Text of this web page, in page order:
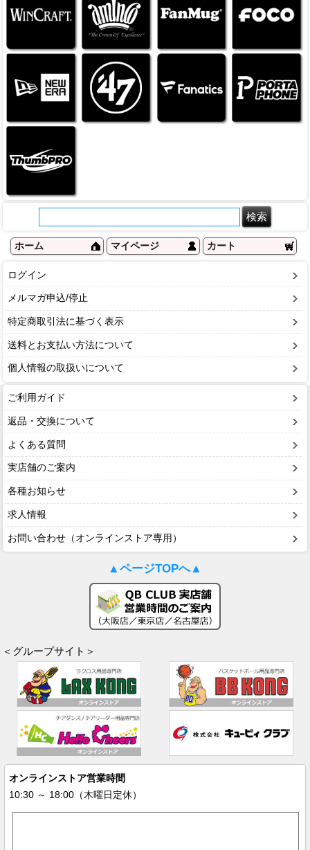
ホーム マイページ カート
ログイン
メルマガ申込/停止
特定商取引法に基づく表示
送料とお支払い方法について
個人情報の取扱いについて
ご利用ガイド
返品・交換について
よくある質問
実店舗のご案内
各種お知らせ
求人情報
お問い合わせ（オンラインストア専用）
▲ページTOPへ▲
＜グループサイト＞
オンラインストア営業時間
10:30 ～ 18:00（木曜日定休）